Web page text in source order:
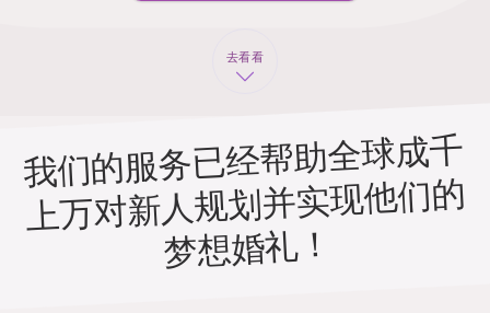
去看看
我们的服务已经帮助全球成千
上万对新人规划并实现他们的
梦想婚礼！